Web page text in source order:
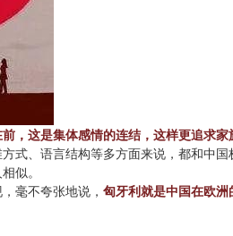
，这是集体感情的连结，这样更追求
式、语言结构等多方面来说，都和中国
似。
毫不夸张地说， 匈牙利就是中国在欧洲